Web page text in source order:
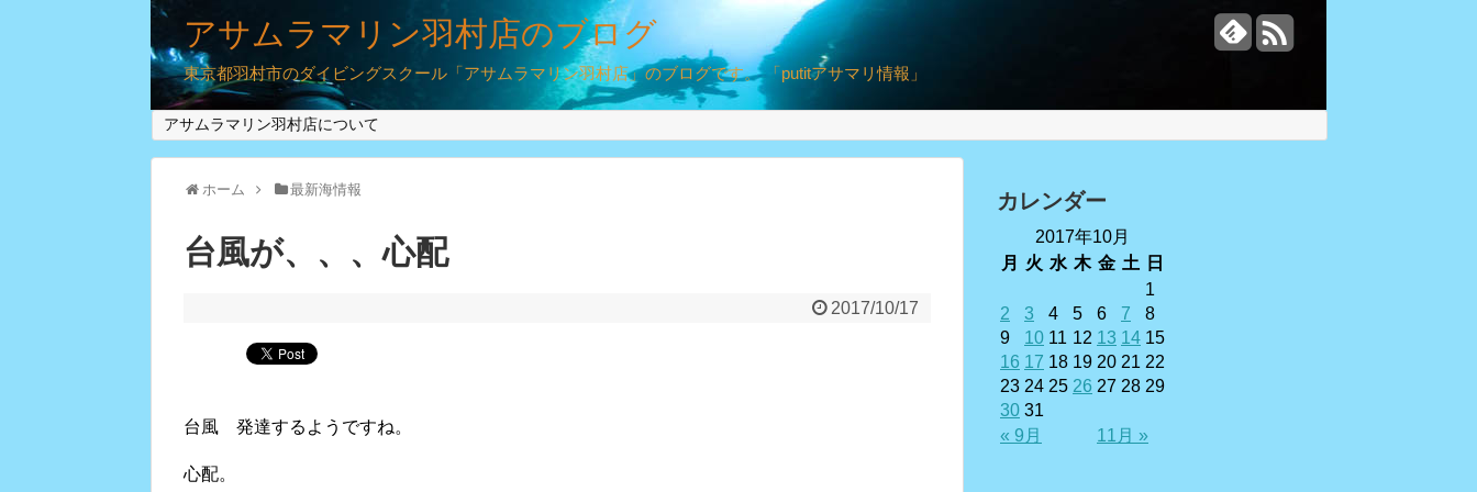
アサムラマリン羽村店のブログ
東京都羽村市のダイビングスクール「アサムラマリン羽村店」のブログです。 「putitアサマリ情報」
アサムラマリン羽村店について
ホーム 最新海情報
台風が、、、心配
2017/10/17
台風 発達するようですね。
心配。
カレンダー
2017年10月
月
火 水 木 金 土 日
« 9月 11月 »
1
2
3 4 5 6 7
8
9
10 11 12 13 14 15
16 17 18 19 20 21 22
23 24 25 26 27 28 29
30 31